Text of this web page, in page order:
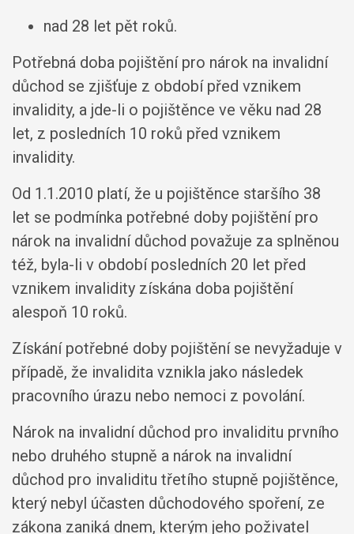
nad 28 let pět roků.
Potřebná doba pojištění pro nárok na invalidní
důchod se zjišťuje z období před vznikem
invalidity, a jde-li o pojištěnce ve věku nad 28
let, z posledních 10 roků před vznikem
invalidity.
Od 1.1.2010 platí, že u pojištěnce staršího 38
let se podmínka potřebné doby pojištění pro
nárok na invalidní důchod považuje za splněnou
též, byla-li v období posledních 20 let před
vznikem invalidity získána doba pojištění
alespoň 10 roků.
Získání potřebné doby pojištění se nevyžaduje v
případě, že invalidita vznikla jako následek
pracovního úrazu nebo nemoci z povolání.
Nárok na invalidní důchod pro invaliditu prvního
nebo druhého stupně a nárok na invalidní
důchod pro invaliditu třetího stupně pojištěnce,
který nebyl účasten důchodového spoření, ze
zákona zaniká dnem, kterým jeho poživatel